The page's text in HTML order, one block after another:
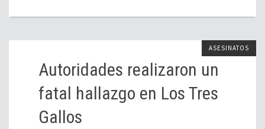
ASESINATOS
Autoridades realizaron un
fatal hallazgo en Los Tres
Gallos